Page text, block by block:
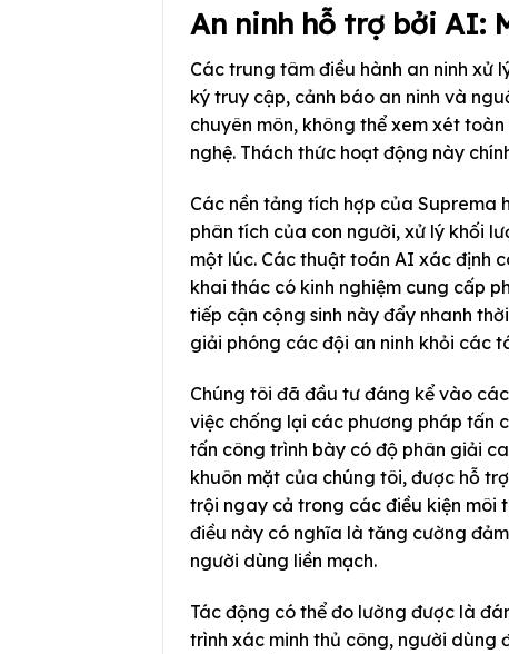
An ninh hỗ trợ bởi AI:
Các trung tâm điều hành an ninh xử
ký truy cập, cảnh báo an ninh và
chuyên môn, không thể xem xét
nghệ. Thách thức hoạt động này
Các nền tảng tích hợp của
phân tích của con người, xử lý khối
một lúc. Các thuật toán AI xác định
khai thác có kinh nghiệm cung cấp
tiếp cận cộng sinh này đẩy nhanh
giải phóng các đội an ninh khỏi các
Chúng tôi đã đầu tư đáng kể vào
việc chống lại các phương pháp tấn
tấn công trình bày có độ phân giải
khuôn mặt của chúng tôi, được hỗ
trội ngay cả trong các điều kiện môi
điều này có nghĩa là tăng cường
người dùng liền mạch.
Tác động có thể đo lường được là
trình xác minh thủ công, người dùng